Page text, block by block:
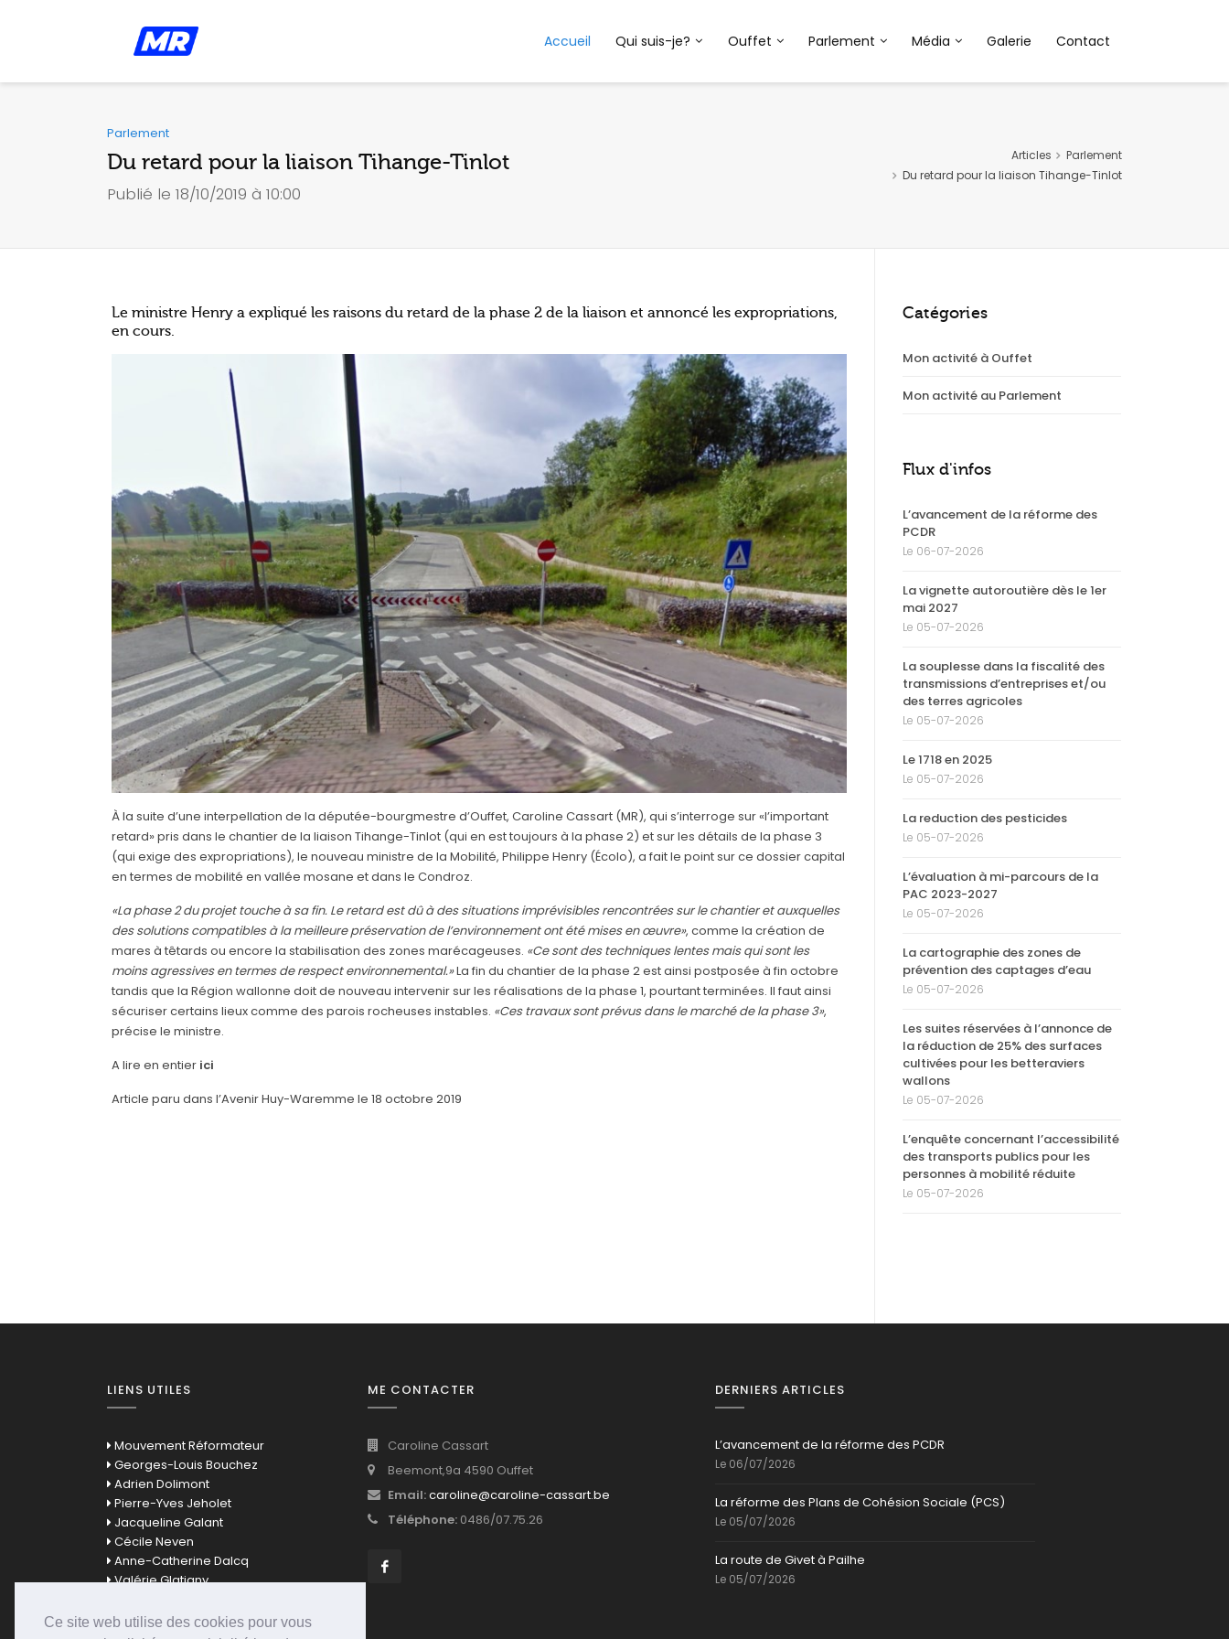
Ce site web utilise des cookies pour vous
Accueil Qui suis-je? Ouffet Parlement Média Galerie Contact
Parlement
Du retard pour la liaison Tihange-Tinlot
Publié le 18/10/2019 à 10:00
Articles
Parlement
Du retard pour la liaison Tihange-Tinlot
Le ministre Henry a expliqué les raisons du retard de la phase 2 de la liaison et annoncé les expropriations,
en cours.
À la suite d’une interpellation de la députée-bourgmestre d’Ouffet, Caroline Cassart (MR), qui s’interroge sur «l’important
retard» pris dans le chantier de la liaison Tihange-Tinlot (qui en est toujours à la phase 2) et sur les détails de la phase 3
(qui exige des expropriations), le nouveau ministre de la Mobilité, Philippe Henry (Écolo), a fait le point sur ce dossier capital
en termes de mobilité en vallée mosane et dans le Condroz.
«La phase 2 du projet touche à sa fin. Le retard est dû à des situations imprévisibles rencontrées sur le chantier et auxquelles
des solutions compatibles à la meilleure préservation de l’environnement ont été mises en œuvre», comme la création de
mares à têtards ou encore la stabilisation des zones marécageuses. «Ce sont des techniques lentes mais qui sont les
moins agressives en termes de respect environnemental.»La fin du chantier de la phase 2 est ainsi postposée à fin octobre
tandis que la Région wallonne doit de nouveau intervenir sur les réalisations de la phase 1, pourtant terminées. Il faut ainsi
sécuriser certains lieux comme des parois rocheuses instables. «Ces travaux sont prévus dans le marché de la phase 3»,
précise le ministre.
A lire en entier ici
Article paru dans l’Avenir Huy-Waremme le 18 octobre 2019
Catégories
Mon activité à Ouffet
Mon activité au Parlement
Flux d'infos
L’avancement de la réforme des
PCDR
Le 06-07-2026
La vignette autoroutière dès le 1er
mai 2027
Le 05-07-2026
La souplesse dans la fiscalité des
transmissions d’entreprises et/ou
des terres agricoles
Le 05-07-2026
Le 1718 en 2025
Le 05-07-2026
La reduction des pesticides
Le 05-07-2026
L’évaluation à mi-parcours de la
PAC 2023-2027
Le 05-07-2026
La cartographie des zones de
prévention des captages d’eau
Le 05-07-2026
Les suites réservées à l’annonce de
la réduction de 25% des surfaces
cultivées pour les betteraviers
wallons
Le 05-07-2026
L’enquête concernant l’accessibilité
des transports publics pour les
personnes à mobilité réduite
Le 05-07-2026
LIENS UTILES
Mouvement Réformateur
Georges-Louis Bouchez
Adrien Dolimont
Pierre-Yves Jeholet
Jacqueline Galant
Cécile Neven
Anne-Catherine Dalcq
Valérie Glatigny
Bernard Quintin
ME CONTACTER
Caroline Cassart
Beemont,9a 4590 Ouffet
Email:caroline@caroline-cassart.be
Téléphone: 0486/07.75.26
DERNIERS ARTICLES
L’avancement de la réforme des PCDR
Le 06/07/2026
La réforme des Plans de Cohésion Sociale (PCS)
Le 05/07/2026
La route de Givet à Pailhe
Le 05/07/2026